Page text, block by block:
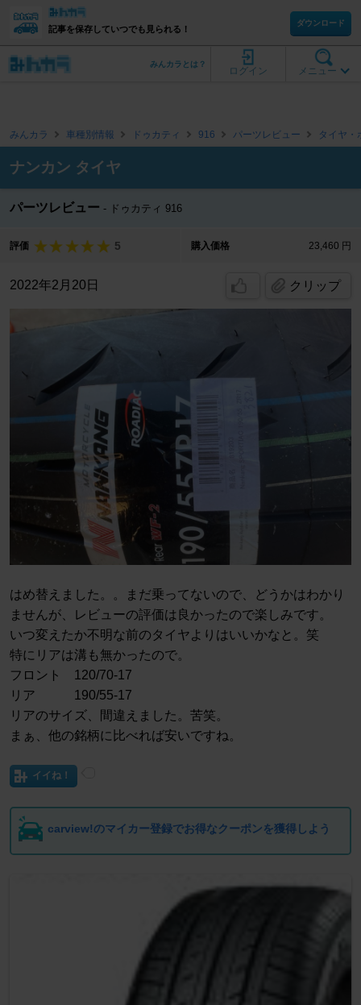
記事を保存していつでも見られる！
ダウンロード
メニュー
ログイン
みんカラとは？
みんカラ 車種別情報 ドゥカティ 916 パーツレビュー タイヤ・
ナンカン タイヤ
パーツレビュー ドゥカティ 916
評価 5 購入価格 23,460 円
2022年2月20日 クリップ
はめ替えました。。まだ乗ってないので、どうかはわかり
ませんが、レビューの評価は良かったので楽しみです。
いつ変えたか不明な前のタイヤよりはいいかなと。笑
特にリアは溝も無かったので。
フロント 120/70-17
リア 190/55-17
リアのサイズ、間違えました。苦笑。
まぁ、他の銘柄に比べれば安いですね。
イイね！
carview!のマイカー登録でお得なクーポンを獲得しよう